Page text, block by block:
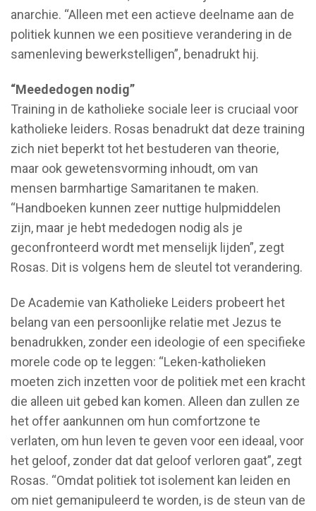
anarchie. “Alleen met een actieve deelname aan de
politiek kunnen we een positieve verandering in de
samenleving bewerkstelligen”, benadrukt hij.
“Meededogen nodig”
Training in de katholieke sociale leer is cruciaal voor
katholieke leiders. Rosas benadrukt dat deze training
zich niet beperkt tot het bestuderen van theorie,
maar ook gewetensvorming inhoudt, om van
mensen barmhartige Samaritanen te maken.
“Handboeken kunnen zeer nuttige hulpmiddelen
zijn, maar je hebt mededogen nodig als je
geconfronteerd wordt met menselijk lijden”, zegt
Rosas. Dit is volgens hem de sleutel tot verandering.
De Academie van Katholieke Leiders probeert het
belang van een persoonlijke relatie met Jezus te
benadrukken, zonder een ideologie of een specifieke
morele code op te leggen: “Leken-katholieken
moeten zich inzetten voor de politiek met een kracht
die alleen uit gebed kan komen. Alleen dan zullen ze
het offer aankunnen om hun comfortzone te
verlaten, om hun leven te geven voor een ideaal, voor
het geloof, zonder dat dat geloof verloren gaat”, zegt
Rosas. “Omdat politiek tot isolement kan leiden en
om niet gemanipuleerd te worden, is de steun van de